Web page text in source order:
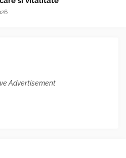
Advertisement